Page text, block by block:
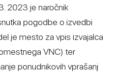
2023 je naročnik
pogodbe o izvedbi
je mesto za vpis izvajalca
VNC) ter
ponudnikovih vprašanj